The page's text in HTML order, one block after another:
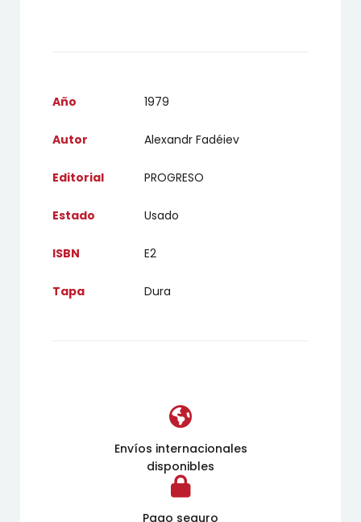
Año 1979
Autor Alexandr Fadéiev
Editorial PROGRESO
Estado Usado
ISBN E2
Tapa Dura
Envíos internacionales
disponibles
Pago seguro